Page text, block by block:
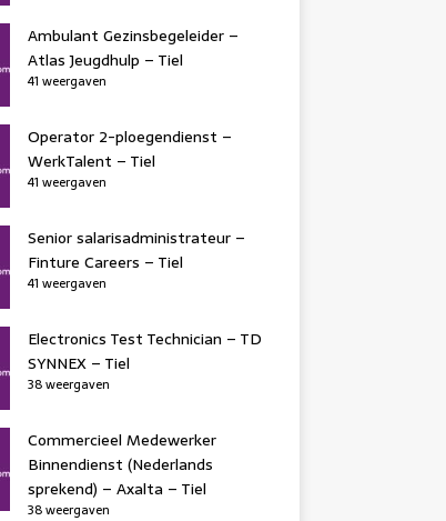
Ambulant Gezinsbegeleider –
Atlas Jeugdhulp – Tiel
41 weergaven
Operator 2-ploegendienst –
WerkTalent – Tiel
41 weergaven
Senior salarisadministrateur –
Finture Careers – Tiel
41 weergaven
Electronics Test Technician – TD
SYNNEX – Tiel
38 weergaven
Commercieel Medewerker
Binnendienst (Nederlands
sprekend) – Axalta – Tiel
38 weergaven